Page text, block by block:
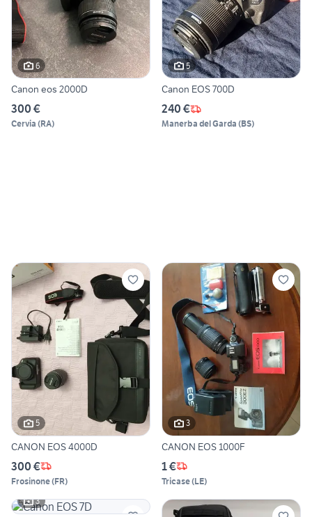
6
Canon eos 2000D
300 €
Cervia (RA)
5
Canon EOS 700D
240 €
Manerba del Garda (BS)
5
CANON EOS 4000D
300 €
Frosinone(FR)
3
CANON EOS 1000F
1 €
Tricase(LE)
3